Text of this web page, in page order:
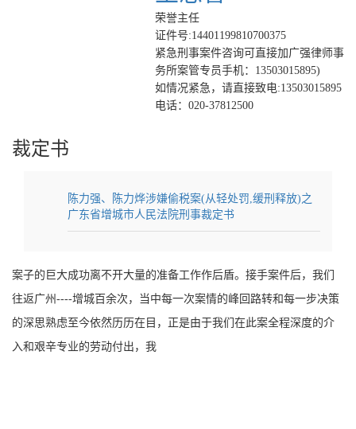
荣誉主任
证件号:14401199810700375
紧急刑事案件咨询可直接加广强律师事
务所案管专员手机：13503015895)
如情况紧急，请直接致电:13503015895
电话：020-37812500
裁定书
陈力强、陈力烨涉嫌偷税案(从轻处罚,缓刑释放)之
广东省增城市人民法院刑事裁定书
案子的巨大成功离不开大量的准备工作作后盾。接手案件后，我们
往返广州----增城百余次，当中每一次案情的峰回路转和每一步决策
的深思熟虑至今依然历历在目，正是由于我们在此案全程深度的介
入和艰辛专业的劳动付出，我